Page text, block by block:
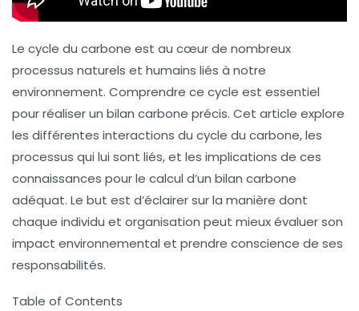
Le cycle du carbone est au cœur de nombreux
processus naturels et humains liés à notre
environnement. Comprendre ce cycle est essentiel
pour réaliser un bilan carbone précis. Cet article explore
les différentes interactions du cycle du carbone, les
processus qui lui sont liés, et les implications de ces
connaissances pour le calcul d’un bilan carbone
adéquat. Le but est d’éclairer sur la manière dont
chaque individu et organisation peut mieux évaluer son
impact environnemental et prendre conscience de ses
responsabilités.
Table of Contents